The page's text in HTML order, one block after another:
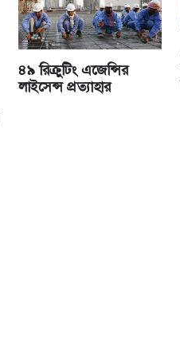
৪৯ রিক্রুটিং এজেন্সির
লাইসেন্স প্রত্যাহার